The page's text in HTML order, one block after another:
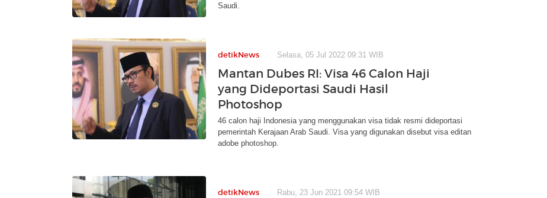
Saudi.
detikNews Selasa, 05 Jul 2022 09:31 WIB
Mantan Dubes RI: Visa 46 Calon Haji
yang Dideportasi Saudi Hasil
Photoshop
46 calon haji Indonesia yang menggunakan visa tidak resmi dideportasi
pemerintah Kerajaan Arab Saudi. Visa yang digunakan disebut visa editan
adobe photoshop.
detikNews Rabu, 23 Jun 2021 09:54 WIB